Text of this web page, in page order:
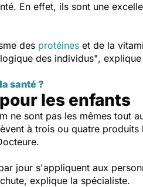
En effet, ils sont une
des protéines et de la
des individus",
santé ?
les enfants
ne sont pas les mêmes tout
à trois ou quatre produits
jour s'appliquent aux
explique la spécialiste.